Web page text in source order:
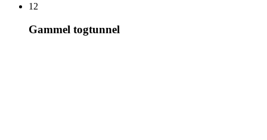
12
Gammel togtunnel